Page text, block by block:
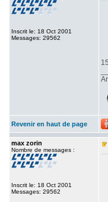
Inscrit le: 18 Oct 2001
Messages: 29562
Revenir en haut de page
max zorin
Nombre de messages :
Inscrit le: 18 Oct 2001
Messages: 29562